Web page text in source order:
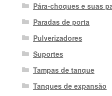
Pára-choques e suas
Paradas de porta
Pulverizadores
Suportes
Tampas de tanque
Tanques de expansão